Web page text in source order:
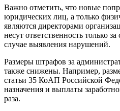
Важно отметить, что новые
юридических лиц, а только
являются директорами
несут ответственность только
случае выявления нарушений.
Размеры штрафов за
также снижены. Например,
статьи 35 КоАП Российской
назначения и выплаты
раза.